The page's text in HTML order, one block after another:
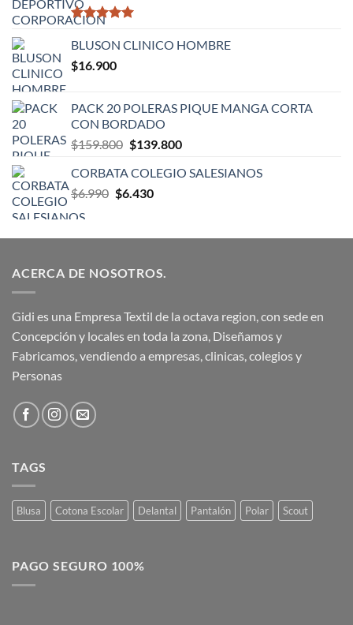
con5.00
BLUSON CLINICO HOMBRE
$16.900
PACK 20 POLERAS PIQUE MANGA CORTA
CON BORDADO
$159.800 El
original
era:
$139.800El
actual
CORBATA COLEGIO SALESIANOS
$6.990 El
era:
$6.430El
es:
ACERCA DE NOSOTROS.
Gidi es una Empresa Textil de la octava region, con sede en
Concepción y locales en toda la zona, Diseñamos y
Fabricamos, vendiendo a empresas, clinicas, colegios y
Personas
TAGS
Blusa Cotona Escolar Delantal Pantalón Polar Scout
PAGO SEGURO 100%